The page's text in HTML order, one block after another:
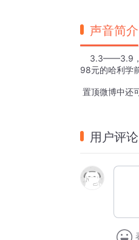
声音简介
3.3——3.9，
98元的哈利学
置顶微博中还
用户评论